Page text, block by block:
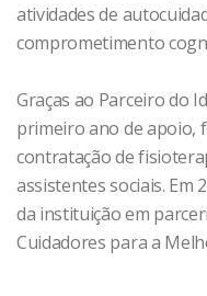
atividades de
comprometimento
Graças ao Parceiro do
primeiro ano de apoio,
contratação de
assistentes sociais. Em
da instituição em
Cuidadores para a